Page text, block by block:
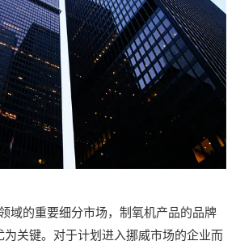
的重要细分市场，制氧机产品的品牌
关键。对于计划进入挪威市场的企业而